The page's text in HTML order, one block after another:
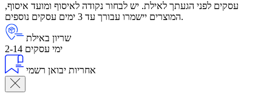
עסקים לפני הגעתך לאילת. יש לבחור נקודה לאיסוף ומועד איסוף,
המוצרים יישמרו עבורך עד 3 ימים עסקים נוספים.
שריון באילת
2-14 ימי עסקים
אחריות יבואן רשמי